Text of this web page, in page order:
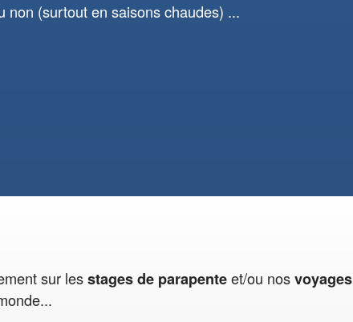
non (surtout en saisons chaudes) ...
sur lesstages de parapenteet/ou nosvoyages